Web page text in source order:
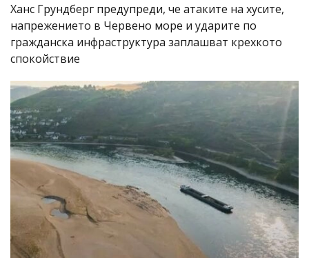
Ханс Грундберг предупреди, че атаките на хусите,
напрежението в Червено море и ударите по
гражданска инфраструктура заплашват крехкото
спокойствие